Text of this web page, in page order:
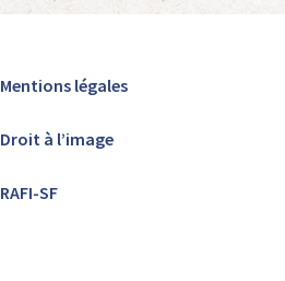
Mentions légales
Droit à l’image
RAFI-SF